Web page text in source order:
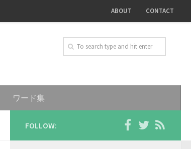
ABOUT CONTACT
ワード集
FOLLOW: